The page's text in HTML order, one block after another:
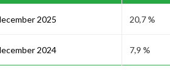
2025 20,7 %
2024 7,9 %